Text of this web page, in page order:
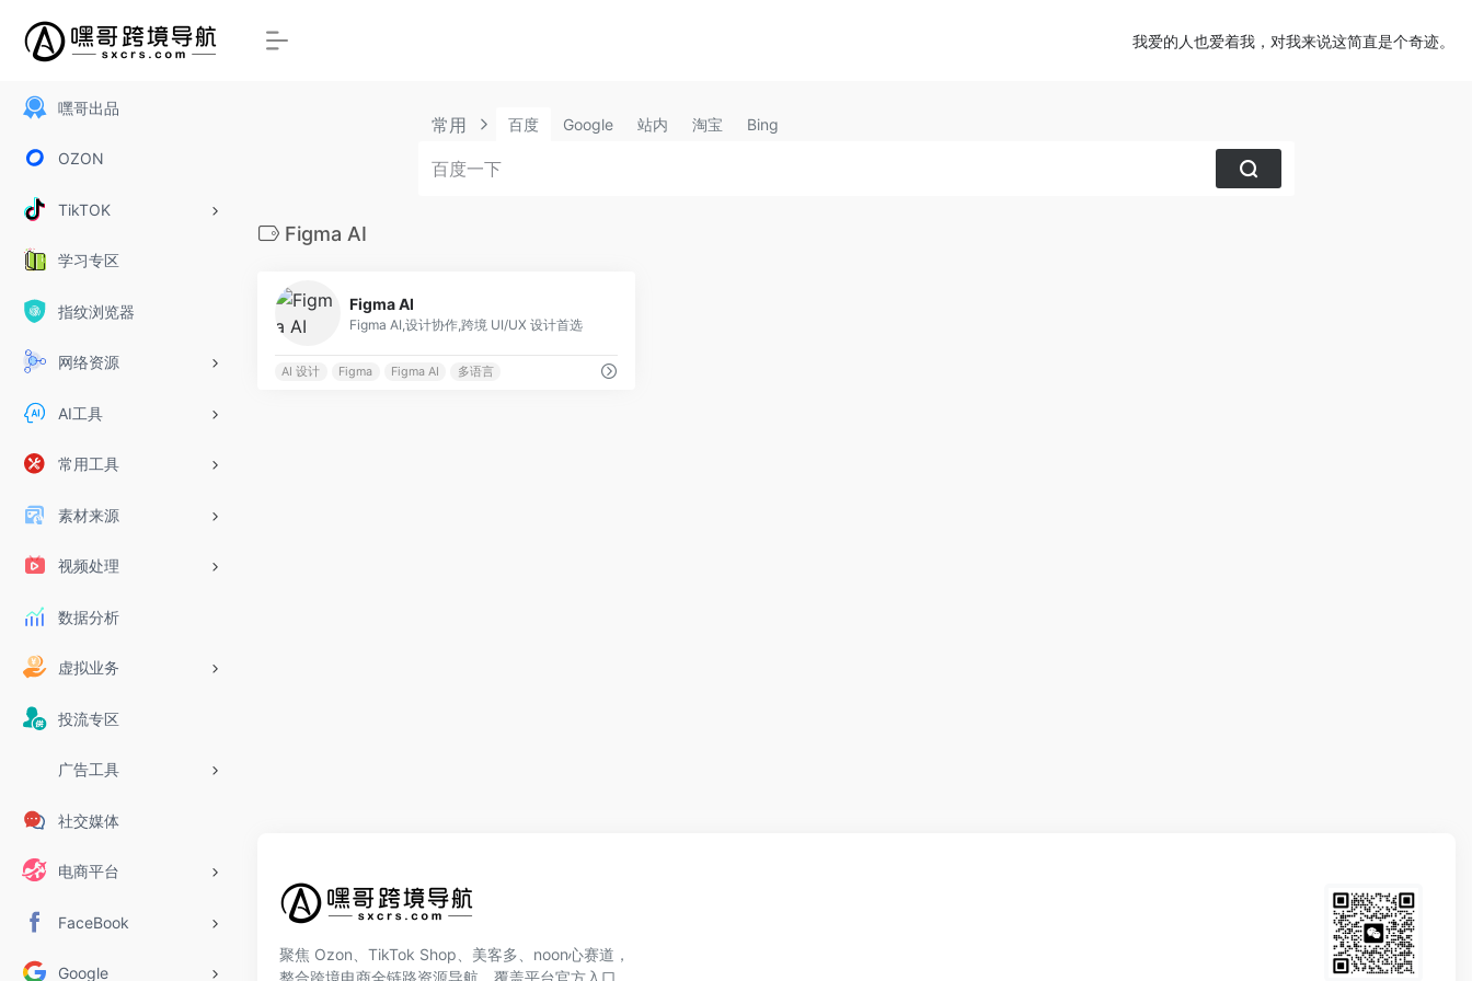
嘿哥出品
OZON
TikTOK
学习专区
指纹浏览器
网络资源
AI工具
常用工具
素材来源
视频处理
数据分析
虚拟业务
投流专区
广告工具
社交媒体
电商平台
FaceBook
Google
我爱的人也爱着我，对我来说这简直是个奇迹。
常用 百度 Google 站内 淘宝 Bing
Figma AI
Figma AI
Figma AI,设计协作,跨境 UI/UX 设计首选
AI 设计 Figma Figma AI 多语言
聚焦 Ozon、TikTok Shop、美客多、noon心赛道，
整合跨境电商全链路资源导航，覆盖平台官方入口、